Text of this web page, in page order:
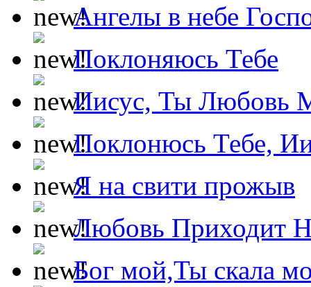
Ангелы в небе
Поклоняюсь Тебе
Иисус, Ты Любовь
Поклонюсь Тебе,
Я на свити прожыв
Любовь Приходит
Бог мой,Ты скала